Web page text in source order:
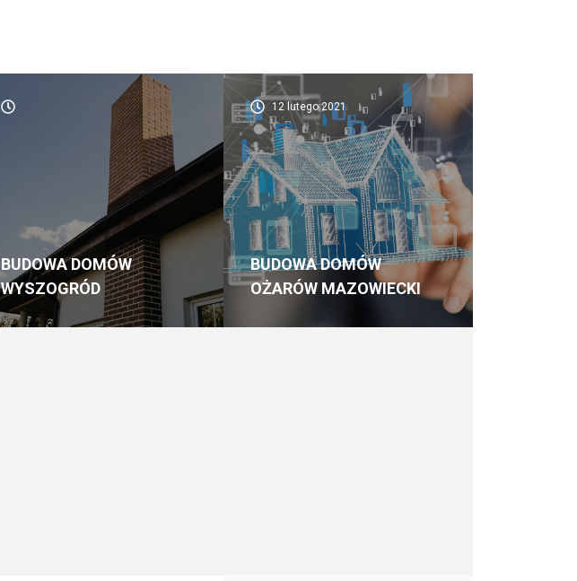
BUDOWA DOMÓW
WYSZOGRÓD
12 lutego 2021
BUDOWA DOMÓW
OŻARÓW MAZOWIECKI